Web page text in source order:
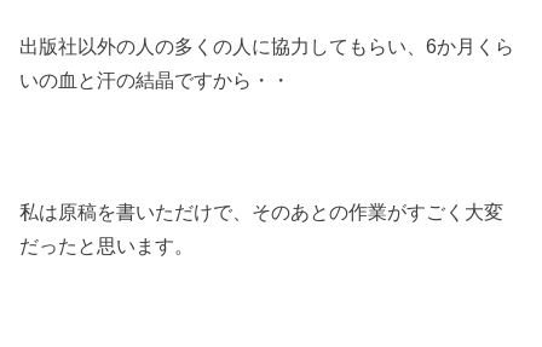
出版社以外の人の多くの人に協力してもらい、6か月くら
いの血と汗の結晶ですから・・
私は原稿を書いただけで、そのあとの作業がすごく大変
だったと思います。